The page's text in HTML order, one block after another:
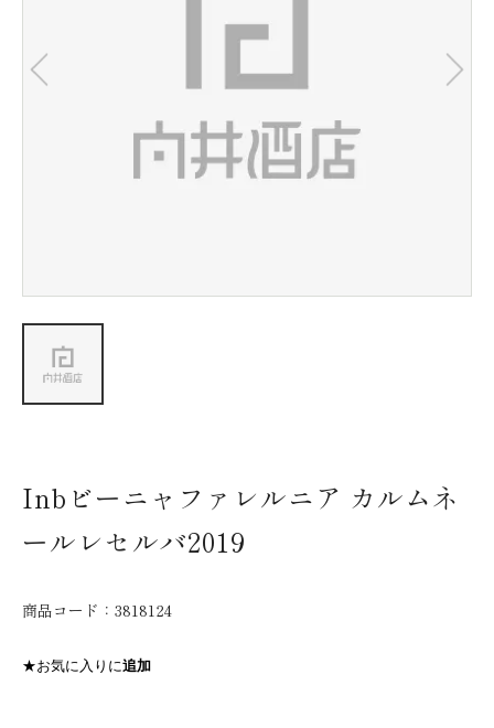
会社情報
Inbビーニャファレルニア カルムネ
ールレセルバ2019
商品コード： 3818124
★お気に入りに追加